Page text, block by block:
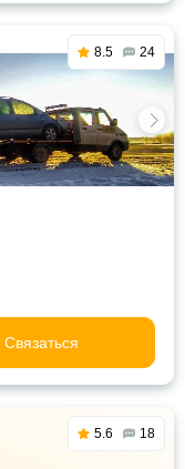
8.5 24
Связаться
5.6 18